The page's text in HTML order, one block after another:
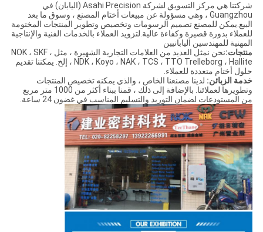
شركتنا هي مركز التسويق لشركة Asahi Precision (اليابان) في
Guangzhou ، وهي مسؤولة عن مبيعات أختام المصنع ، وسوق ما بعد
البيع.يمكن للمصنع تصميم الرسومات وتخصيص وتطوير المنتجات المختومة
للعملاء بدورة قصيرة وكفاءة عالية.لتزويد العملاء بالخدمات الفنية والإنتاجية
المهنية للمهندسين اليابانيين
منتجات:
نحن نمثل العديد من العلامات التجارية الشهيرة ، مثل NOK ، SKF ،
NDK ، Koyo ، NAK ، TCS ، TTO Trelleborg ، Hallite ، إلخ. يمكننا تقديم
حلول أختام متعددة للعملاء.
خدمة الزبائن: لدينا مصنعنا الخاص ، والذي يمكنه تخصيص المنتجات
وتطويرها لعملائنا. بالإضافة إلى ذلك ، قمنا ببناء أكثر من 1000 متر مربع
من المستودعات لضمان التوريد والتسليم المناسب في غضون 24 ساعة.